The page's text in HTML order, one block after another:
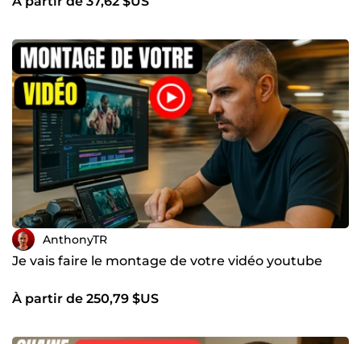
AnthonyTR
Je vais faire le montage de votre vidéo youtube
À partir de 250,79 $US